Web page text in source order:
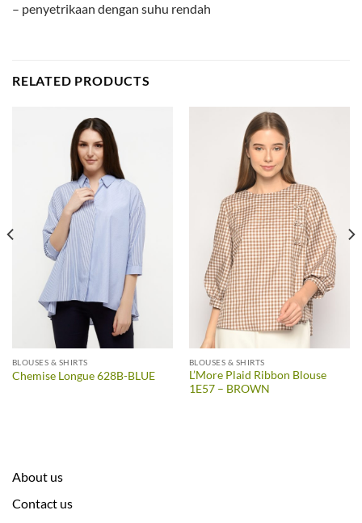
– penyetrikaan dengan suhu rendah
RELATED PRODUCTS
BLOUSES & SHIRTS
Chemise Longue 628B-BLUE
BLOUSES & SHIRTS
L’More Plaid Ribbon Blouse
1E57 – BROWN
About us
Contact us